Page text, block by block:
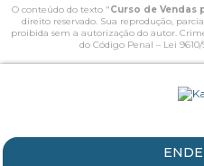
O conteúdo do texto "Curso de Vendas
direito reservado. Sua reprodução,
proibida sem a autorização do autor.
do Código Penal – Lei